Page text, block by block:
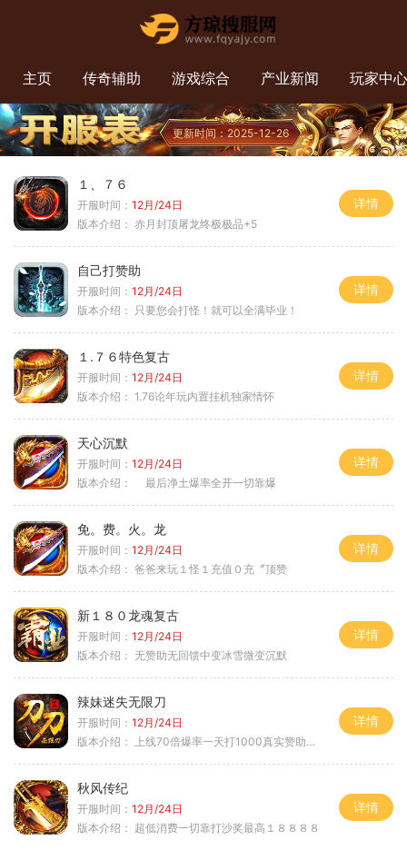
主页 传奇辅助 游戏综合 产业新闻 玩家中心
更新时间：2025-12-26
１、７６
开服时间： 12月/24日
版本介绍： 赤月封顶屠龙终极极品+5
详情
自己打赞助
开服时间： 12月/24日
版本介绍： 只要您会打怪！就可以全满毕业！
详情
１.７６特色复古
开服时间： 12月/24日
版本介绍： 1.76论年玩内置挂机独家情怀
详情
天心沉默
开服时间： 12月/24日
版本介绍：
最后净土爆率全开一切靠爆
详情
免。费。火。龙
开服时间： 12月/24日
版本介绍： 爸爸来玩１怪１充值０充〞顶赞
详情
新１８０龙魂复古
开服时间： 12月/24日
版本介绍： 无赞助无回馈中变冰雪微变沉默
详情
辣妹迷失无限刀
开服时间： 12月/24日
版本介绍：
上线70倍爆率一天打1000真实赞助一夜终
详情
秋风传纪
开服时间： 12月/24日
版本介绍： 超低消费一切靠打沙奖最高１８８８８
详情